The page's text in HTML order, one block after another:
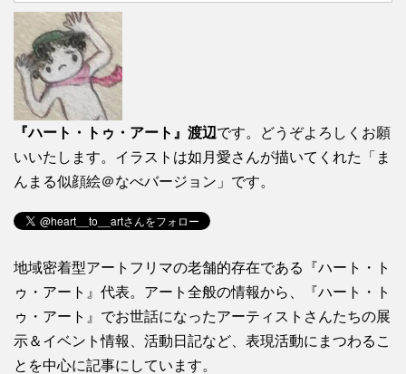
『ハート・トゥ・アート』渡辺です。どうぞよろしくお願
いいたします。イラストは如月愛さんが描いてくれた「ま
んまる似顔絵＠なべバージョン」です。
地域密着型アートフリマの老舗的存在である『ハート・ト
ゥ・アート』代表。アート全般の情報から、『ハート・ト
ゥ・アート』でお世話になったアーティストさんたちの展
示＆イベント情報、活動日記など、表現活動にまつわるこ
とを中心に記事にしています。